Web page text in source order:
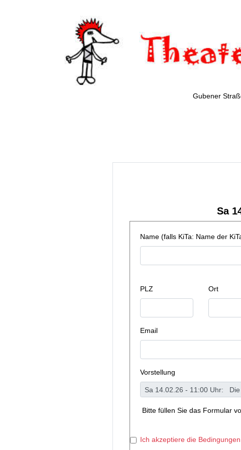
Gubener
Sa
Name (falls KiTa: Name der
PLZ Ort
Email
Vorstellung
Bitte füllen Sie das Formular
Ich akzeptiere die